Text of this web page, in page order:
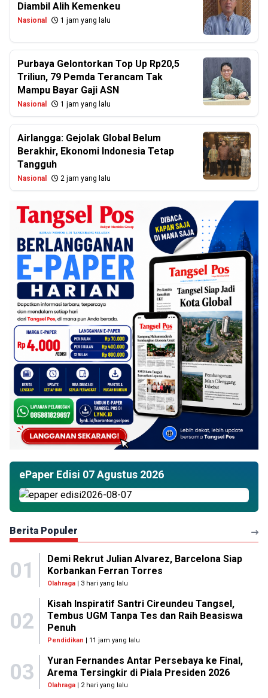
Diambil Alih Kemenkeu
Nasional 1 jam yang lalu
Purbaya Gelontorkan Top Up Rp20,5
Triliun, 79 Pemda Terancam Tak
Mampu Bayar Gaji ASN
Nasional 1 jam yang lalu
Airlangga: Gejolak Global Belum
Berakhir, Ekonomi Indonesia Tetap
Tangguh
Nasional 2 jam yang lalu
ePaper Edisi 07 Agustus 2026
Berita Populer
01
Demi Rekrut Julian Alvarez, Barcelona Siap
Korbankan Ferran Torres
Olahraga| 3 hari yang lalu
02
Kisah Inspiratif Santri Cireundeu Tangsel,
Tembus UGM Tanpa Tes dan Raih Beasiswa
Penuh
Pendidikan | 11 jam yang lalu
03
Yuran Fernandes Antar Persebaya ke Final,
Arema Tersingkir di Piala Presiden 2026
Olahraga| 2 hari yang lalu